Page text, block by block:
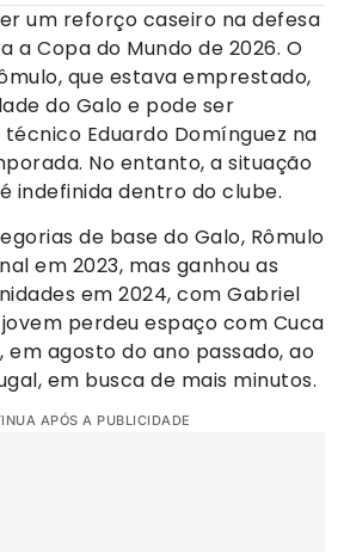
um reforço caseiro na defesa
a Copa do Mundo de 2026. O
que estava emprestado,
do Galo e pode ser
Eduardo Domínguez na
No entanto, a situação
indefinida dentro do clube.
de base do Galo, Rômulo
em 2023, mas ganhou as
em 2024, com Gabriel
jovem perdeu espaço com Cuca
, em agosto do ano passado, ao
em busca de mais minutos.
APÓS A PUBLICIDADE